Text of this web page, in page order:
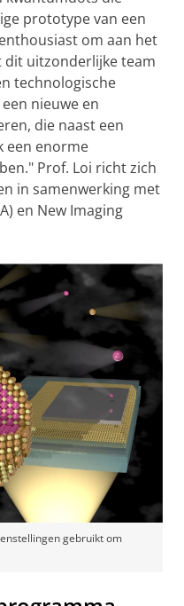
prototype van een
om aan het
dit uitzonderlijke team
technologische
nieuwe en
die naast een
een enorme
Prof. Loi richt zich
in samenwerking met
en New Imaging
gebruikt om